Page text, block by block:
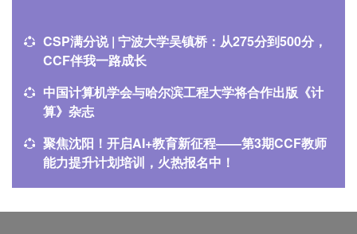
CSP满分说 | 宁波大学吴镇桥：从275分到500分，
CCF伴我一路成长
中国计算机学会与哈尔滨工程大学将合作出版《计
算》杂志
聚焦沈阳！开启AI+教育新征程——第3期CCF教师
能力提升计划培训，火热报名中！